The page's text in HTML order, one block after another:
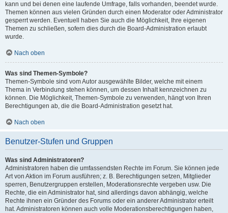
kann und bei denen eine laufende Umfrage, falls vorhanden, beendet wurde.
Themen können aus vielen Gründen durch einen Moderator oder Administrator
gesperrt werden. Eventuell haben Sie auch die Möglichkeit, Ihre eigenen
Themen zu schließen, sofern dies durch die Board-Administration erlaubt
wurde.
Nach oben
Was sind Themen-Symbole?
Themen-Symbole sind vom Autor ausgewählte Bilder, welche mit einem
Thema in Verbindung stehen können, um dessen Inhalt kennzeichnen zu
können. Die Möglichkeit, Themen-Symbole zu verwenden, hängt von Ihren
Berechtigungen ab, die die Board-Administration gesetzt hat.
Nach oben
Benutzer-Stufen und Gruppen
Was sind Administratoren?
Administratoren haben die umfassendsten Rechte im Forum. Sie können jede
Art von Aktion im Forum ausführen; z. B. Berechtigungen setzen, Mitglieder
sperren, Benutzergruppen erstellen, Moderationsrechte vergeben usw. Die
Rechte, die ein Administrator hat, sind allerdings davon abhängig, welche
Rechte ihnen ein Gründer des Forums oder ein anderer Administrator erteilt
hat. Administratoren können auch volle Moderationsberechtigungen haben,